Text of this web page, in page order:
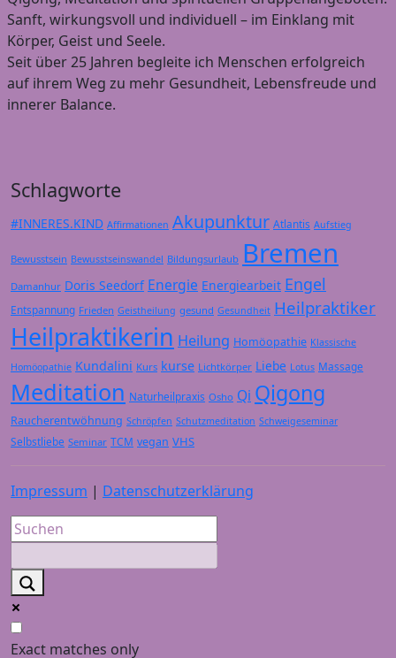
Sanft, wirkungsvoll und individuell – im Einklang mit
Körper, Geist und Seele.
Seit über 25 Jahren begleite ich Menschen erfolgreich
auf ihrem Weg zu mehr Gesundheit, Lebensfreude und
innerer Balance.
Schlagworte
#INNERES.KIND Affirmationen Akupunktur Atlantis Aufstieg
Bewusstsein Bewusstseinswandel Bildungsurlaub Bremen
Damanhur Doris Seedorf Energie Energiearbeit Engel
Entspannung Frieden Geistheilung gesund Gesundheit Heilpraktiker
Heilpraktikerin Heilung Homöopathie Klassische
Homöopathie Kundalini Kurs kurse Lichtkörper Liebe Lotus Massage
Meditation Naturheilpraxis Osho Qi Qigong
Raucherentwöhnung Schröpfen Schutzmeditation Schweigeseminar
Selbstliebe Seminar TCM vegan VHS
Impressum | Datenschutzerklärung
Exact matches only